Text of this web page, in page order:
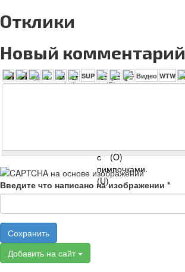
Отклики
Новый комментарий
Введите что написано на изображении *
Сохранить
Добавить на сайт